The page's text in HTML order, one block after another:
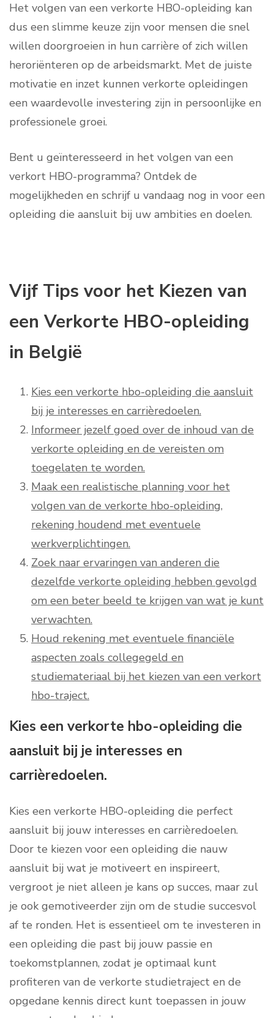
Het volgen van een verkorte HBO-opleiding kan
dus een slimme keuze zijn voor mensen die snel
willen doorgroeien in hun carrière of zich willen
heroriënteren op de arbeidsmarkt. Met de juiste
motivatie en inzet kunnen verkorte opleidingen
een waardevolle investering zijn in persoonlijke en
professionele groei.
Bent u geïnteresseerd in het volgen van een
verkort HBO-programma? Ontdek de
mogelijkheden en schrijf u vandaag nog in voor een
opleiding die aansluit bij uw ambities en doelen.
Vijf Tips voor het Kiezen van
een Verkorte HBO-opleiding
in België
Kies een verkorte hbo-opleiding die aansluit
bij je interesses en carrièredoelen.
Informeer jezelf goed over de inhoud van de
verkorte opleiding en de vereisten om
toegelaten te worden.
Maak een realistische planning voor het
volgen van de verkorte hbo-opleiding,
rekening houdend met eventuele
werkverplichtingen.
Zoek naar ervaringen van anderen die
dezelfde verkorte opleiding hebben gevolgd
om een beter beeld te krijgen van wat je kunt
verwachten.
Houd rekening met eventuele financiële
aspecten zoals collegegeld en
studiemateriaal bij het kiezen van een verkort
hbo-traject.
Kies een verkorte hbo-opleiding die
aansluit bij je interesses en
carrièredoelen.
Kies een verkorte HBO-opleiding die perfect
aansluit bij jouw interesses en carrièredoelen.
Door te kiezen voor een opleiding die nauw
aansluit bij wat je motiveert en inspireert,
vergroot je niet alleen je kans op succes, maar zul
je ook gemotiveerder zijn om de studie succesvol
af te ronden. Het is essentieel om te investeren in
een opleiding die past bij jouw passie en
toekomstplannen, zodat je optimaal kunt
profiteren van de verkorte studietraject en de
opgedane kennis direct kunt toepassen in jouw